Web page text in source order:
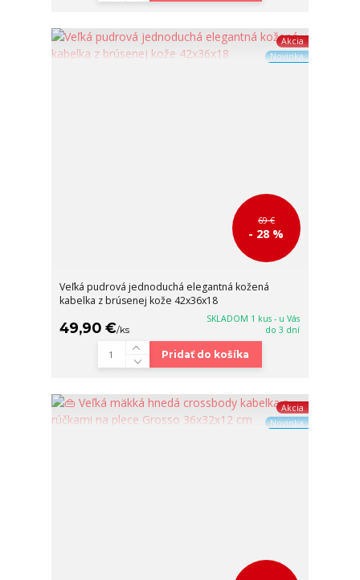
Akcia
Novinka
69 €
- 28 %
Veľká pudrová jednoduchá elegantná kožená
kabelka z brúsenej kože 42x36x18
49,90 €/ks
SKLADOM 1 kus - u Vás
do 3 dní
Pridať do košíka
Akcia
Novinka